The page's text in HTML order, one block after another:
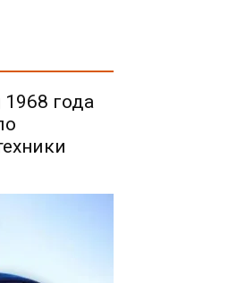
года